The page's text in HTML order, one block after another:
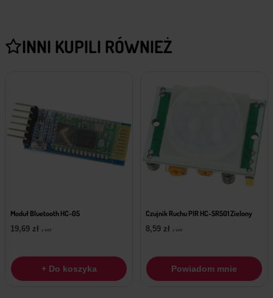
INNI KUPILI RÓWNIEŻ
Moduł Bluetooth HC-05
19,69 zł z VAT
+ Do koszyka
Czujnik Ruchu PIR HC-SR501 Zielony
8,59 zł z VAT
Powiadom mnie